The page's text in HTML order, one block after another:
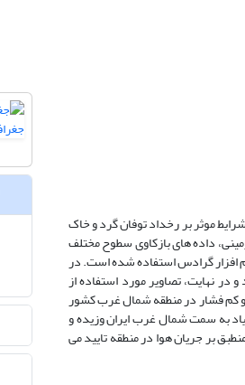
موثر بر رخداد توفان گرد و خاک
زمینی، داده های بازکاوی سطوح مختلف
افزار گرادس استفاده شده است. در
در نهایت، تصاویر مورد استفاده از
و کم فشار در منطقه شمال غرب کشور
به سمت شمال غرب ایران وزیده و
گرد و غبار را منطبق بر جریان هوا در منطقه تایید می